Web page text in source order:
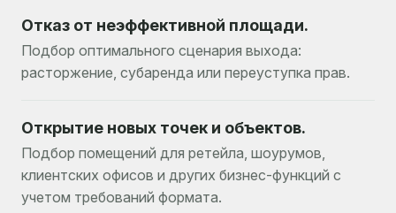
Отказ от неэффективной площади.
Подбор оптимального сценария выхода:
расторжение, субаренда или переуступка прав.
Открытие новых точек и объектов.
Подбор помещений для ретейла, шоурумов,
клиентских офисов и других бизнес-функций с
учетом требований формата.